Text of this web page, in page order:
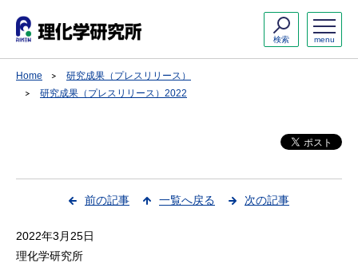
menu
検索
Home
研究成果（プレスリリース）
研究成果（プレスリリース）2022
前の記事 一覧へ戻る 次の記事
2022年3月25日
理化学研究所